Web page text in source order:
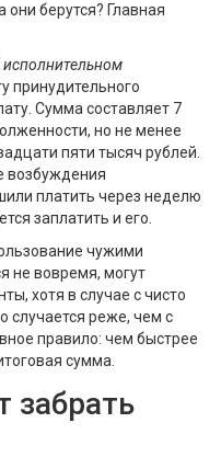
берутся? Главная
исполнительном
принудительного
Сумма составляет 7
но не менее
пяти тысяч рублей.
возбуждения
платить через неделю
заплатить и его.
чужими
не вовремя, могут
хотя в случае с чисто
реже, чем с
правило: чем быстрее
сумма.
забрать